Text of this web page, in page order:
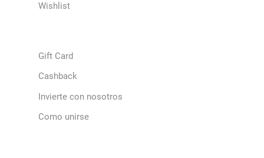
Wishlist
Gift Card
Cashback
Invierte con nosotros
Como unirse